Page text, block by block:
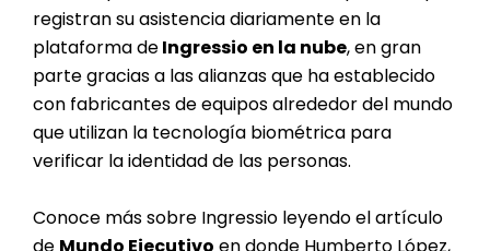
registran su asistencia diariamente en la
plataforma deIngressio en la nube, en gran
parte gracias a las alianzas que ha establecido
con fabricantes de equipos alrededor del mundo
que utilizan la tecnología biométrica para
verificar la identidad de las personas.
Conoce más sobre Ingressio leyendo el artículo
de Mundo Ejecutivo en donde Humberto López,